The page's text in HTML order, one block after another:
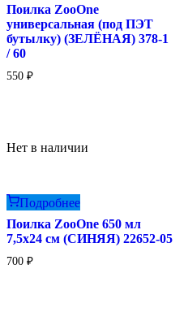
Поилка ZooOne
универсальная (под ПЭТ
бутылку) (ЗЕЛЁНАЯ) 378-1
/ 60
550 ₽
Нет в наличии
Подробнее
Поилка ZooOne 650 мл
7,5х24 см (СИНЯЯ) 22652-05
700 ₽